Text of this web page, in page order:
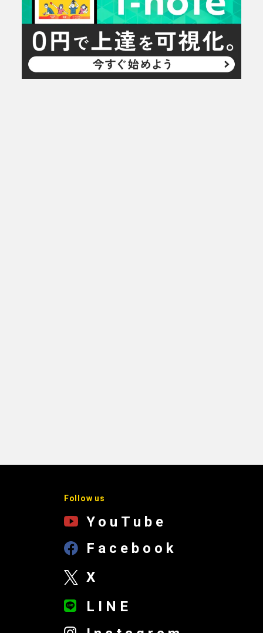
Follow us
YouTube
Facebook
X
LINE